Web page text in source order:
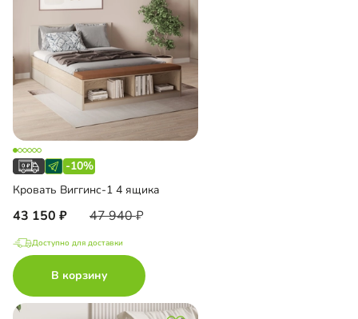
-10%
Кровать Виггинс-1 4 ящика
43 150 47 940
Доступно для доставки
В корзину